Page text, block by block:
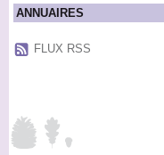
ANNUAIRES
FLUX RSS